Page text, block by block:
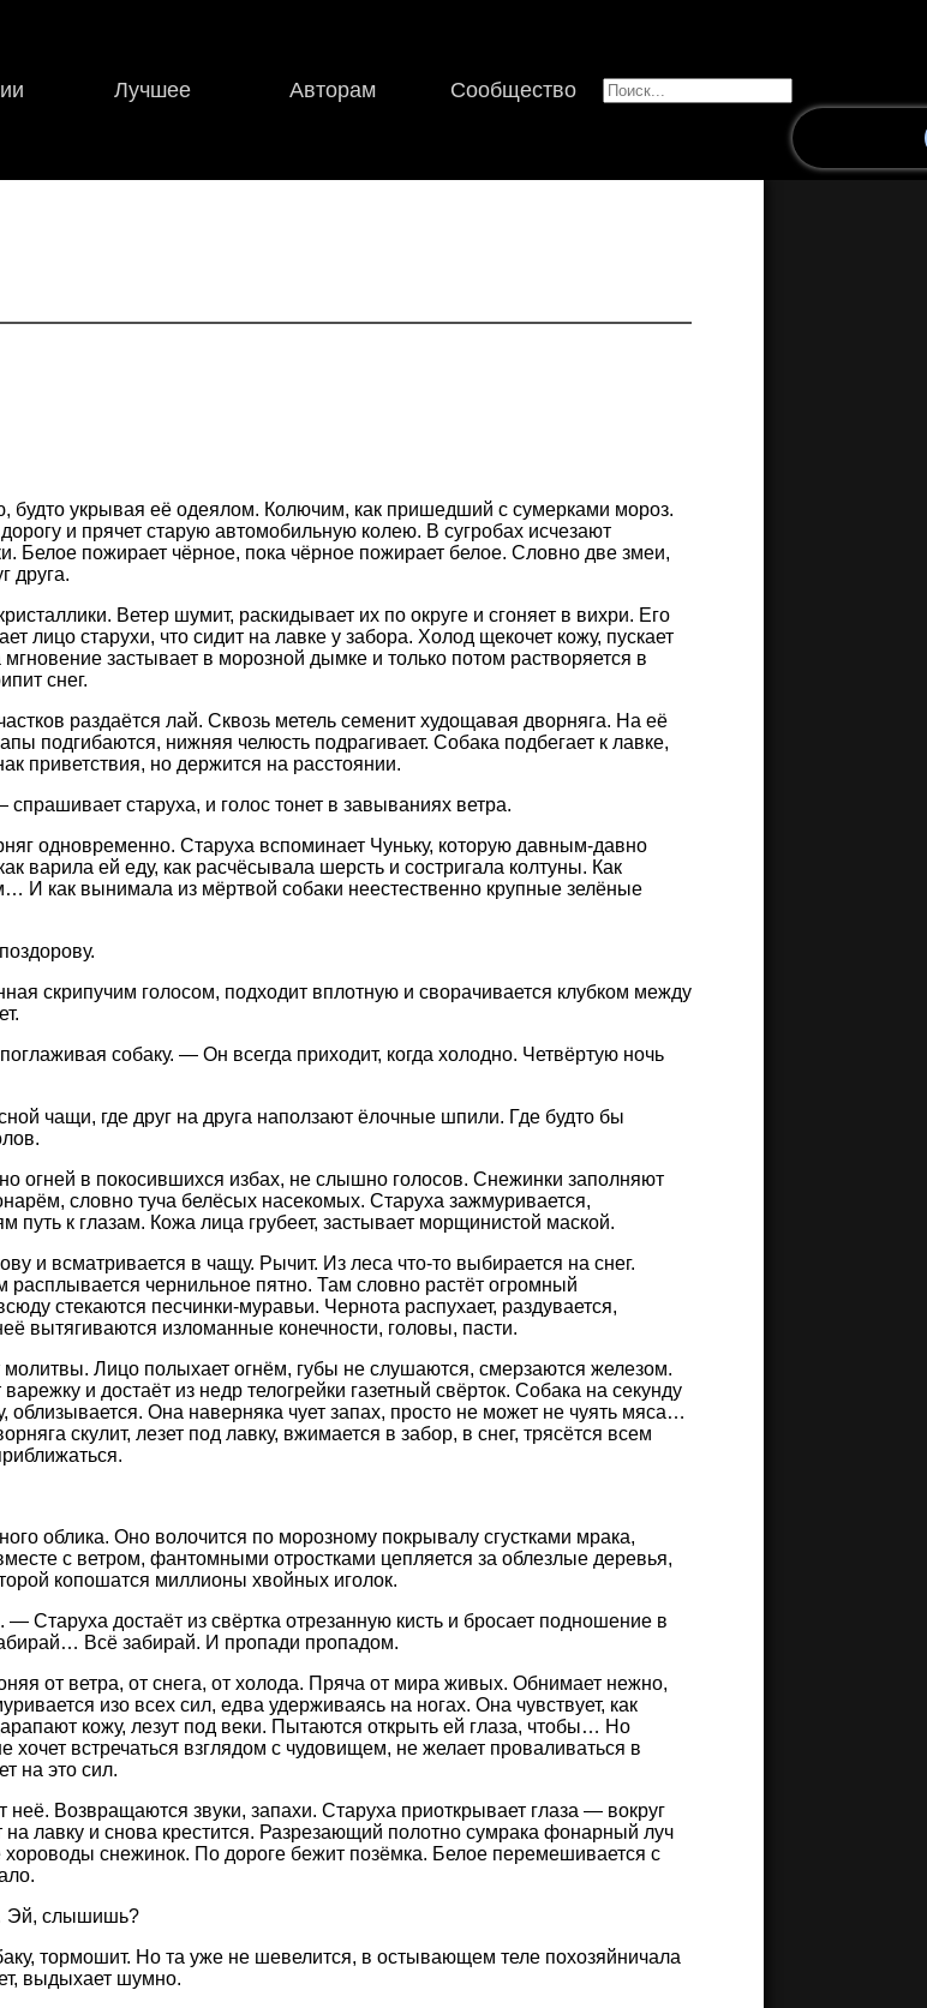
Лучшее Авторам Сообщество
будто укрывая её одеялом. Колючим, как пришедший с сумерками мороз.
и прячет старую автомобильную колею. В сугробах исчезают
Белое пожирает чёрное, пока чёрное пожирает белое. Словно две змеи,
друга.
Ветер шумит, раскидывает их по округе и сгоняет в вихри. Его
лицо старухи, что сидит на лавке у забора. Холод щекочет кожу, пускает
застывает в морозной дымке и только потом растворяется в
снег.
раздаётся лай. Сквозь метель семенит худощавая дворняга. На её
подгибаются, нижняя челюсть подрагивает. Собака подбегает к лавке,
приветствия, но держится на расстоянии.
старуха, и голос тонет в завываниях ветра.
одновременно. Старуха вспоминает Чуньку, которую давным-давно
варила ей еду, как расчёсывала шерсть и состригала колтуны. Как
И как вынимала из мёртвой собаки неестественно крупные зелёные
скрипучим голосом, подходит вплотную и сворачивается клубком между
собаку. — Он всегда приходит, когда холодно. Четвёртую ночь
чащи, где друг на друга наползают ёлочные шпили. Где будто бы
огней в покосившихся избах, не слышно голосов. Снежинки заполняют
словно туча белёсых насекомых. Старуха зажмуривается,
путь к глазам. Кожа лица грубеет, застывает морщинистой маской.
и всматривается в чащу. Рычит. Из леса что-то выбирается на снег.
расплывается чернильное пятно. Там словно растёт огромный
стекаются песчинки-муравьи. Чернота распухает, раздувается,
вытягиваются изломанные конечности, головы, пасти.
молитвы. Лицо полыхает огнём, губы не слушаются, смерзаются железом.
и достаёт из недр телогрейки газетный свёрток. Собака на секунду
облизывается. Она наверняка чует запах, просто не может не чуять мяса…
скулит, лезет под лавку, вжимается в забор, в снег, трясётся всем
облика. Оно волочится по морозному покрывалу сгустками мрака,
с ветром, фантомными отростками цепляется за облезлые деревья,
копошатся миллионы хвойных иголок.
Старуха достаёт из свёртка отрезанную кисть и бросает подношение в
Всё забирай. И пропади пропадом.
от ветра, от снега, от холода. Пряча от мира живых. Обнимает нежно,
изо всех сил, едва удерживаясь на ногах. Она чувствует, как
кожу, лезут под веки. Пытаются открыть ей глаза, чтобы… Но
хочет встречаться взглядом с чудовищем, не желает проваливаться в
на это сил.
неё. Возвращаются звуки, запахи. Старуха приоткрывает глаза — вокруг
на лавку и снова крестится. Разрезающий полотно сумрака фонарный луч
снежинок. По дороге бежит позёмка. Белое перемешивается с
Эй, слышишь?
тормошит. Но та уже не шевелится, в остывающем теле похозяйничала
выдыхает шумно.